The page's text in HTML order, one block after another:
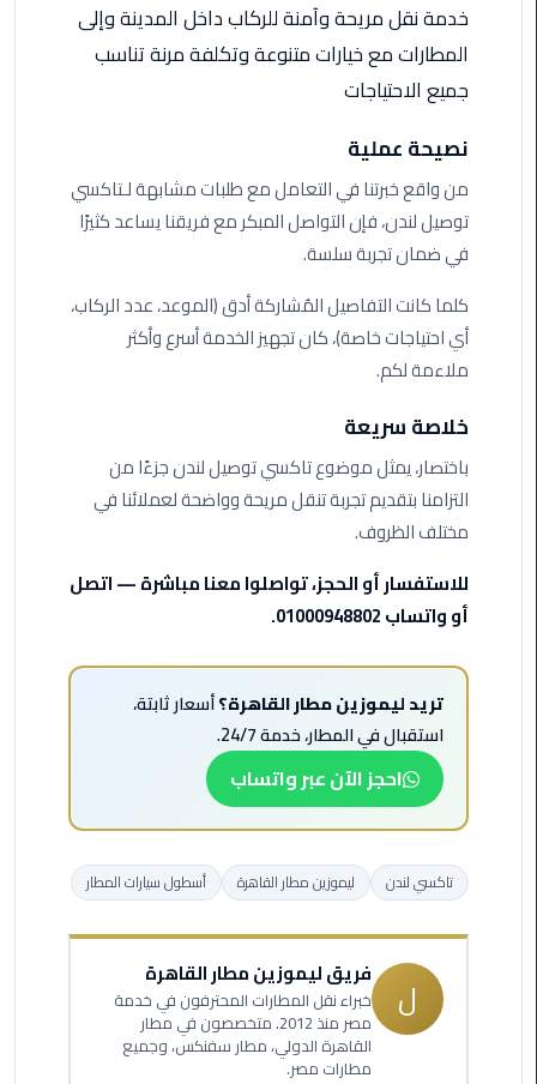
مرسى
مطروح
ليموزين
سفنكس
خدمة
الغردقة
ليموزين
القاهرة
والعكس
ليموزين
مرسيدس
بالسائق
الجديدة
ليموزين
الاسكندريه
خدمة نقل مريحة وآمنة للركاب داخل المدينة وإلى
المطارات مع خيارات متنوعة وتكلفة مرنة تناسب
جميع الاحتياجات
نصيحة عملية
من واقع خبرتنا في التعامل مع طلبات مشابهة لـتاكسي
توصيل لندن، فإن التواصل المبكر مع فريقنا يساعد كثيرًا
في ضمان تجربة سلسة.
كلما كانت التفاصيل المُشاركة أدق (الموعد، عدد الركاب،
أي احتياجات خاصة)، كان تجهيز الخدمة أسرع وأكثر
ملاءمة لكم.
خلاصة سريعة
باختصار، يمثل موضوع تاكسي توصيل لندن جزءًا من
التزامنا بتقديم تجربة تنقل مريحة وواضحة لعملائنا في
مختلف الظروف.
للاستفسار أو الحجز، تواصلوا معنا مباشرة — اتصل
أو واتساب 01000948802.
تريد ليموزين مطار القاهرة؟أسعار ثابتة،
استقبال في المطار، خدمة 24/7.
احجز الآن عبر واتساب
تاكسي لندن ليموزين مطار القاهرة أسطول سيارات المطار
ل فريق ليموزين مطار القاهرة
خبراء نقل المطارات المحترفون في خدمة
مصر منذ 2012. متخصصون في مطار
القاهرة الدولي، مطار سفنكس، وجميع
مطارات مصر.